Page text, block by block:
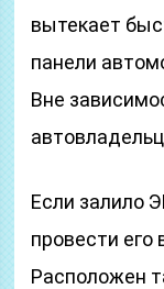
вытекает
панели
Вне
Если залило
провести его
Расположен